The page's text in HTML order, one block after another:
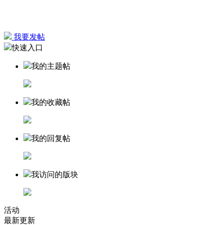
我要发帖
快速入口
我的主题帖
我的收藏帖
我的回复帖
我访问的版块
活动
最新更新